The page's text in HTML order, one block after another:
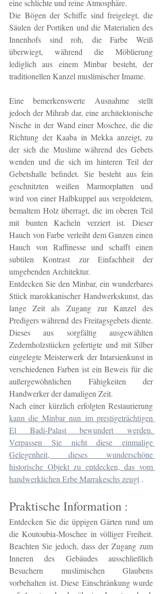
eine schlichte und reine Atmosphäre.
Die Bögen der Schiffe sind freigelegt, die
Säulen der Portiken und die Materialien des
Innenhofs sind roh, die Farbe Weiß
überwiegt, während die Möblierung
lediglich aus einem Minbar besteht, der
traditionellen Kanzel muslimischer Imame.
Eine bemerkenswerte Ausnahme stellt
jedoch der Mihrab dar, eine architektonische
Nische in der Wand einer Moschee, die die
Richtung der Kaaba in Mekka anzeigt, zu
der sich die Muslime während des Gebets
wenden und die sich im hinteren Teil der
Gebetshalle befindet. Sie besteht aus fein
geschnitzten weißen Marmorplatten und
wird von einer Halbkuppel aus vergoldetem,
bemaltem Holz überragt, die im oberen Teil
mit bunten Kacheln verziert ist. Dieser
Hauch von Farbe verleiht dem Ganzen einen
Hauch von Raffinesse und schafft einen
subtilen Kontrast zur Einfachheit der
umgebenden Architektur.
Entdecken Sie den Minbar, ein wunderbares
Stück marokkanischer Handwerkskunst, das
lange Zeit als Zugang zur Kanzel des
Predigers während des Freitagsgebets diente.
Dieses aus sorgfältig ausgewählten
Zedernholzstücken gefertigte und mit Silber
eingelegte Meisterwerk der Intarsienkunst in
verschiedenen Farben ist ein Beweis für die
außergewöhnlichen Fähigkeiten der
Handwerker der damaligen Zeit.
kann die Minbar nun im prestigeträchtigen
El Badi-Palast bewundert werden.
Verpassen Sie nicht diese einmalige
Gelegenheit, dieses wunderschöne
historische Objekt zu entdecken, das vom
handwerklichen Erbe Marrakeschs zeugt .
Praktische Information :
Entdecken Sie die üppigen Gärten rund um
die Koutoubia-Moschee in völliger Freiheit.
Beachten Sie jedoch, dass der Zugang zum
Inneren des Gebäudes ausschließlich
Besuchern muslimischen Glaubens
vorbehalten ist. Diese Einschränkung wurde